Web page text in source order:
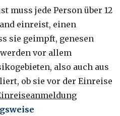
muss jede Person über 12
einreist, einen
sie geimpft, genesen
vor allem
also auch aus
ob sie vor der Einreise